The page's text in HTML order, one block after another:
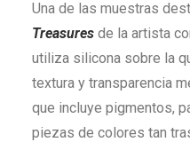
Una de las muestras
Treasures de la artista
utiliza silicona sobre la
textura y transparencia
que incluye pigmentos,
piezas de colores tan